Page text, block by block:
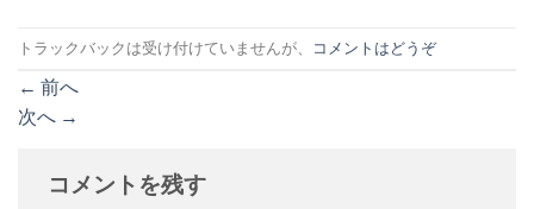
トラックバックは受け付けていませんが、 コメントはどうぞ
← 前へ
次へ →
コメントを残す